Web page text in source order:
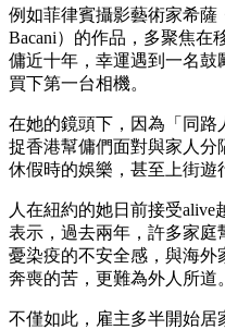
例如菲律賓攝影藝術家希薩
Bacani）的作品，多聚焦在
傭近十年，幸運遇到一名
買下第一台相機。
在她的鏡頭下，因為「同
捉香港幫傭們面對與家人分
休假時的娛樂，甚至上街遊
人在紐約的她日前接受
表示，過去兩年，許多家
憂染疫的不安全感，與海
奔喪的苦，更難為外人所道。
不僅如此，雇主多半開始